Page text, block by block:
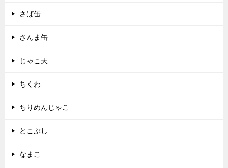
さば缶
さんま缶
じゃこ天
ちくわ
ちりめんじゃこ
とこぶし
なまこ